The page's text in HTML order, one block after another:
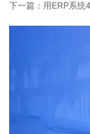
下一篇：用ERP系统